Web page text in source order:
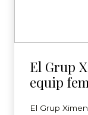
El Grup
equip
El Grup